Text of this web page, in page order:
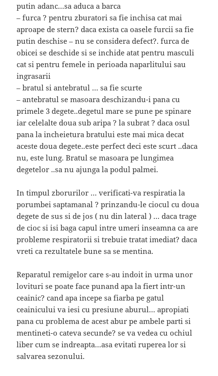
putin adanc…sa aduca a barca
– furca ? pentru zburatori sa fie inchisa cat mai
aproape de stern? daca exista ca oasele furcii sa fie
putin deschise – nu se considera defect?. furca de
obicei se deschide si se inchide atat pentru masculi
cat si pentru femele in perioada naparlitului sau
ingrasarii
– bratul si antebratul … sa fie scurte
– antebratul se masoara deschizandu-i pana cu
primele 3 degete..degetul mare se pune pe spinare
iar celelalte doua sub aripa ? la subrat ? daca osul
pana la incheietura bratului este mai mica decat
aceste doua degete..este perfect deci este scurt ..daca
nu, este lung. Bratul se masoara pe lungimea
degetelor ..sa nu ajunga la podul palmei.
In timpul zborurilor … verificati-va respiratia la
porumbei saptamanal ? prinzandu-le ciocul cu doua
degete de sus si de jos ( nu din lateral ) … daca trage
de cioc si isi baga capul intre umeri inseamna ca are
probleme respiratorii si trebuie tratat imediat? daca
vreti ca rezultatele bune sa se mentina.
Reparatul remigelor care s-au indoit in urma unor
lovituri se poate face punand apa la fiert intr-un
ceainic? cand apa incepe sa fiarba pe gatul
ceainicului va iesi cu presiune aburul… apropiati
pana cu problema de acest abur pe ambele parti si
mentineti-o cateva secunde? se va vedea cu ochiul
liber cum se indreapta…asa evitati ruperea lor si
salvarea sezonului.